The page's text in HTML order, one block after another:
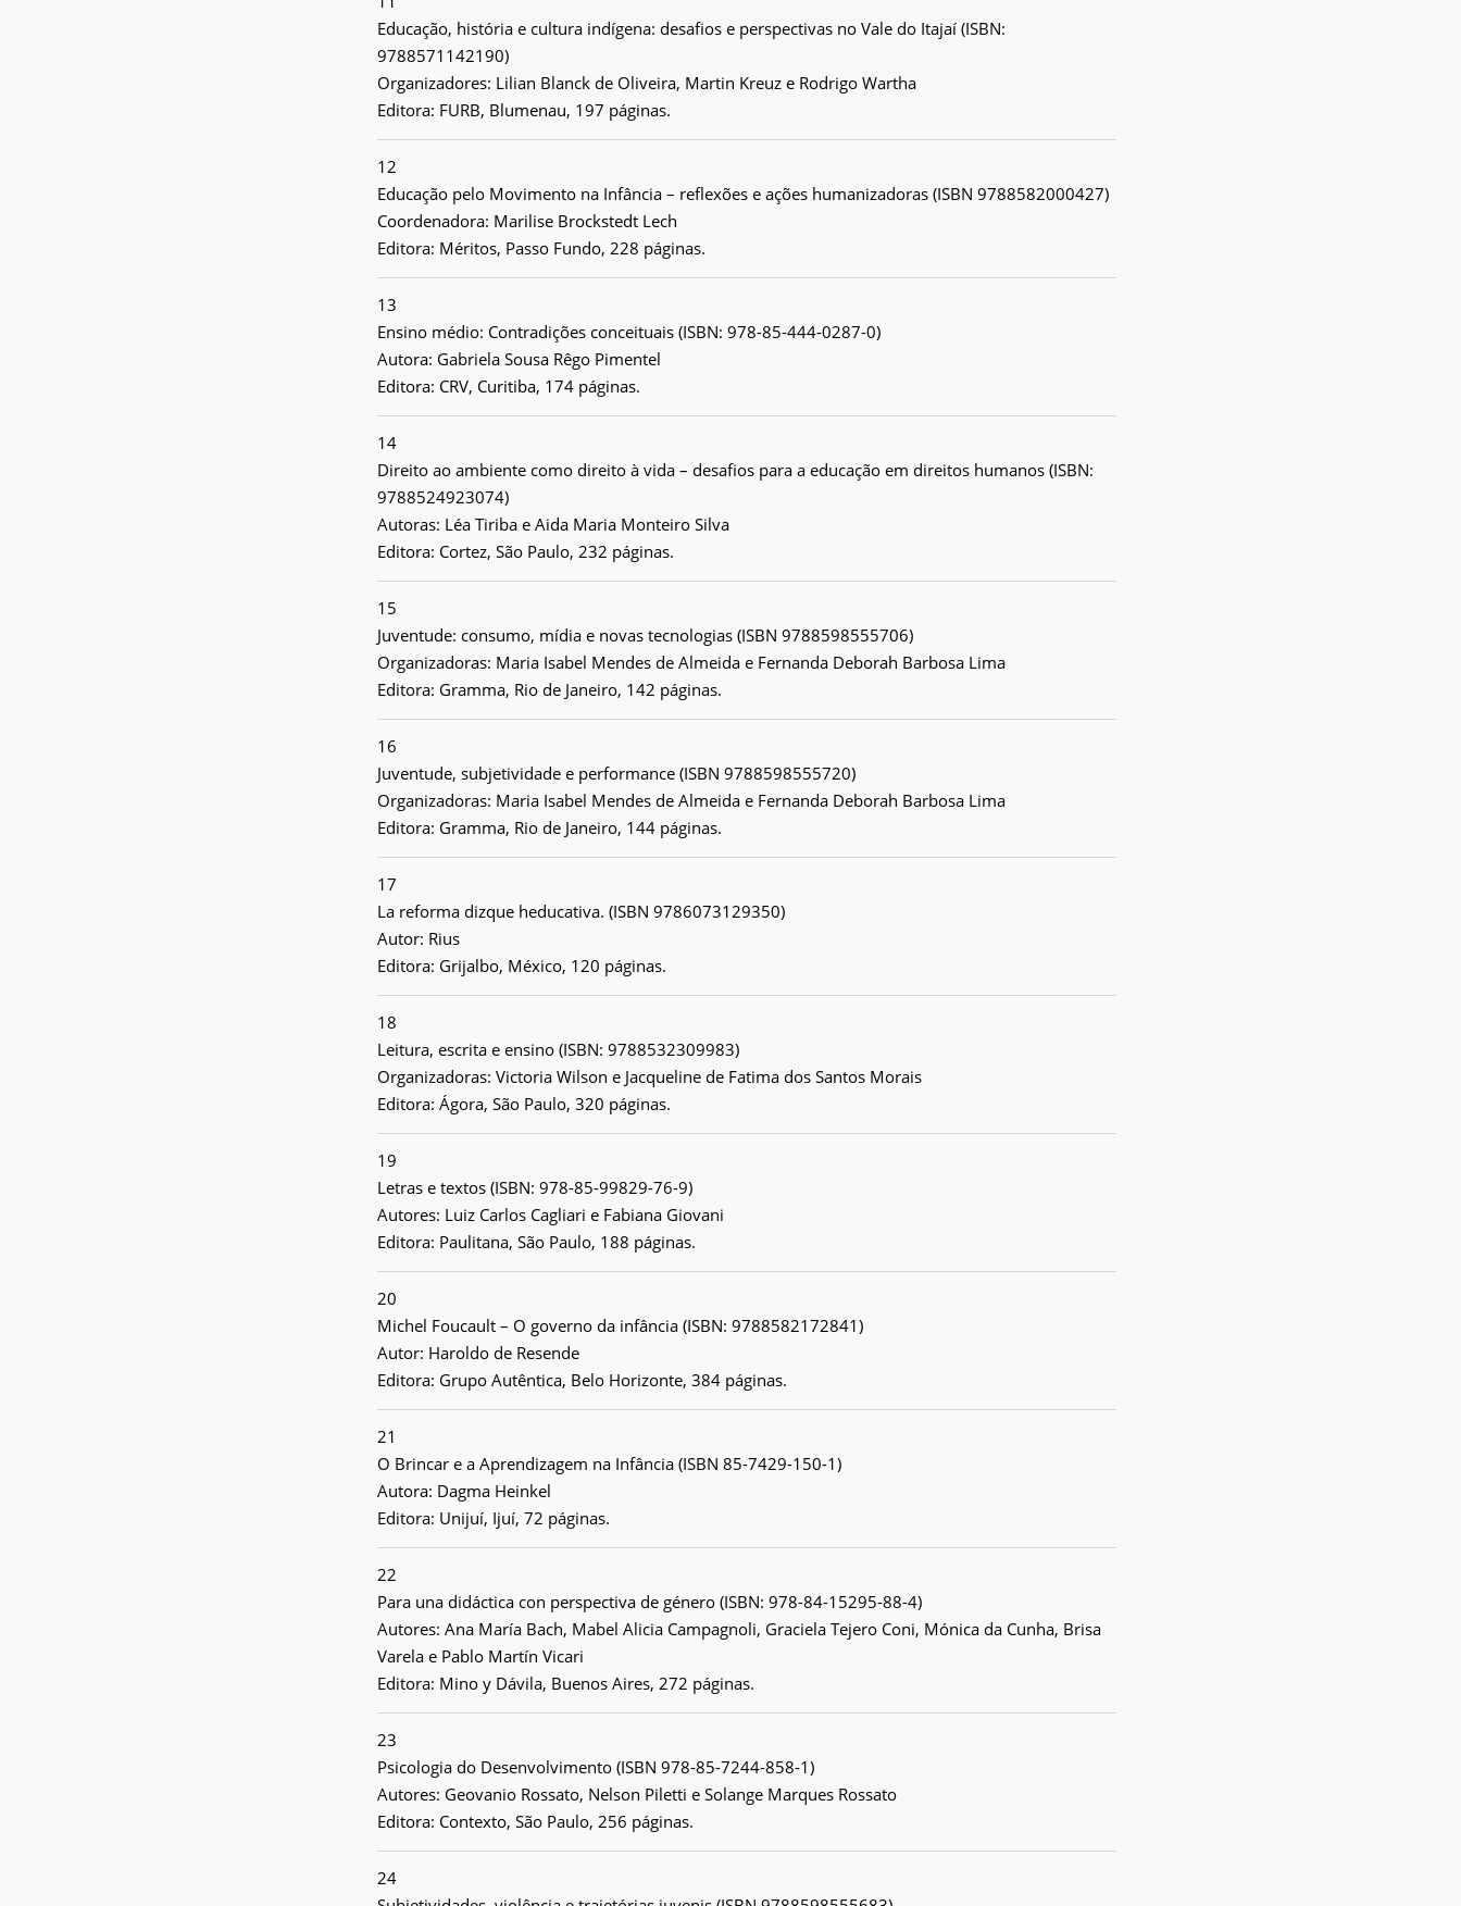
Educação, história e cultura indígena: desafios e perspectivas no Vale do Itajaí (ISBN:
9788571142190)
Organizadores: Lilian Blanck de Oliveira, Martin Kreuz e Rodrigo Wartha
Editora: FURB, Blumenau, 197 páginas.
12
Educação pelo Movimento na Infância – reflexões e ações humanizadoras (ISBN 9788582000427)
Coordenadora: Marilise Brockstedt Lech
Editora: Méritos, Passo Fundo, 228 páginas.
13
Ensino médio: Contradições conceituais (ISBN: 978-85-444-0287-0)
Autora: Gabriela Sousa Rêgo Pimentel
Editora: CRV, Curitiba, 174 páginas.
14
Direito ao ambiente como direito à vida – desafios para a educação em direitos humanos (ISBN:
9788524923074)
Autoras: Léa Tiriba e Aida Maria Monteiro Silva
Editora: Cortez, São Paulo, 232 páginas.
15
Juventude: consumo, mídia e novas tecnologias (ISBN 9788598555706)
Organizadoras: Maria Isabel Mendes de Almeida e Fernanda Deborah Barbosa Lima
Editora: Gramma, Rio de Janeiro, 142 páginas.
16
Juventude, subjetividade e performance (ISBN 9788598555720)
Organizadoras: Maria Isabel Mendes de Almeida e Fernanda Deborah Barbosa Lima
Editora: Gramma, Rio de Janeiro, 144 páginas.
17
La reforma dizque heducativa. (ISBN 9786073129350)
Autor: Rius
Editora: Grijalbo, México, 120 páginas.
18
Leitura, escrita e ensino (ISBN: 9788532309983)
Organizadoras: Victoria Wilson e Jacqueline de Fatima dos Santos Morais
Editora: Ágora, São Paulo, 320 páginas.
19
Letras e textos (ISBN: 978-85-99829-76-9)
Autores: Luiz Carlos Cagliari e Fabiana Giovani
Editora: Paulitana, São Paulo, 188 páginas.
20
Michel Foucault – O governo da infância (ISBN: 9788582172841)
Autor: Haroldo de Resende
Editora: Grupo Autêntica, Belo Horizonte, 384 páginas.
21
O Brincar e a Aprendizagem na Infância (ISBN 85-7429-150-1)
Autora: Dagma Heinkel
Editora: Unijuí, Ijuí, 72 páginas.
22
Para una didáctica con perspectiva de género (ISBN: 978-84-15295-88-4)
Autores: Ana María Bach, Mabel Alicia Campagnoli, Graciela Tejero Coni, Mónica da Cunha, Brisa
Varela e Pablo Martín Vicari
Editora: Mino y Dávila, Buenos Aires, 272 páginas.
23
Psicologia do Desenvolvimento (ISBN 978-85-7244-858-1)
Autores: Geovanio Rossato, Nelson Piletti e Solange Marques Rossato
Editora: Contexto, São Paulo, 256 páginas.
24